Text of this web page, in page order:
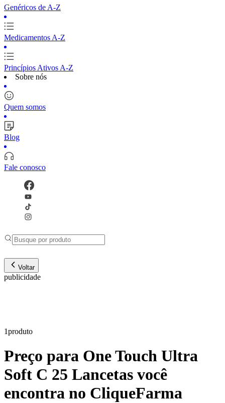
Genéricos de A-Z
Medicamentos A-Z
Princípios Ativos A-Z
Sobre nós
Quem somos
Blog
Fale conosco
Voltar
publicidade
1produto
Preço para One Touch Ultra
Soft C 25 Lancetas você
encontra no CliqueFarma